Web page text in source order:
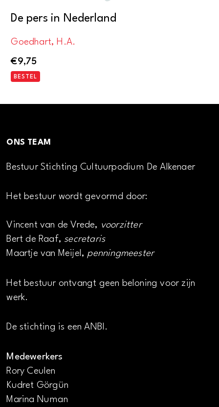
De pers in Nederland
Goedhart, H.A.
€9,75
BESTEL
ONS TEAM
Bestuur Stichting Cultuurpodium De Alkenaer
Het bestuur wordt gevormd door:
Vincent van de Vrede, voorzitter
Bert de Raaf, secretaris
Maartje van Meijel, penningmeester
Het bestuur ontvangt geen beloning voor zijn
werk.
De stichting is een ANBI.
Medewerkers
Rory Ceulen
Kudret Görgün
Marina Numan